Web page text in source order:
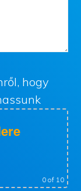
hogy
0of 10